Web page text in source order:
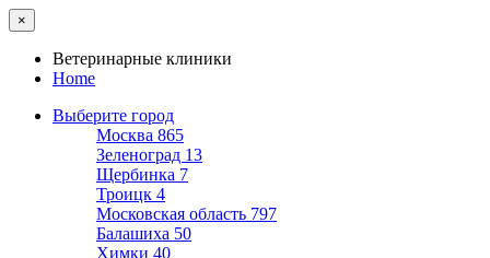
×
Ветеринарные клиники
Home
Выберите город
Москва 865
Зеленоград 13
Щербинка 7
Троицк 4
Московская область 797
Балашиха 50
Химки 40